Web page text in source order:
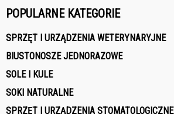
POPULARNE KATEGORIE
SPRZĘT I URZĄDZENIA WETERYNARYJNE
BIUSTONOSZE JEDNORAZOWE
SOLE I KULE
SOKI NATURALNE
SPRZĘT I URZĄDZENIA STOMATOLOGICZNE